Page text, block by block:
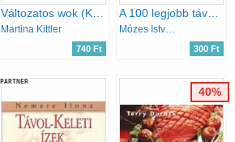
Változatos wok (Könnyen, gyorsan, finomat)
Martina Kittler
740 Ft
A 100 legjobb távol-keleti recept
Mózes István Miklós
300 Ft
PARTNER
40%